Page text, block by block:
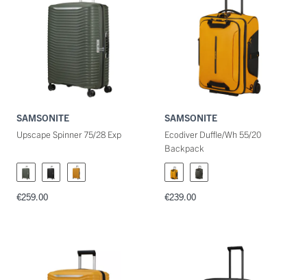
SAMSONITE
Upscape Spinner 75/28 Exp
€259.00
SAMSONITE
Ecodiver Duffle/Wh 55/20
Backpack
€239.00